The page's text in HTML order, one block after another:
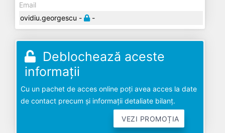
Email
ovidiu.georgescu -
-
Deblochează aceste
informații
Cu un pachet de acces online poți avea acces la date
de contact precum și informații detaliate bilanț.
VEZI PROMOȚIA